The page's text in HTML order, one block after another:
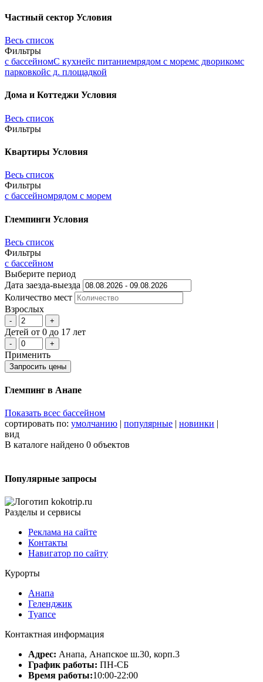
Частный сектор Условия
Весь список
Фильтры
с бассейномС кухнейс питаниемрядом с моремс дворикомс
парковкойс д. площадкой
Дома и Коттеджи Условия
Весь список
Фильтры
Квартиры Условия
Весь список
Фильтры
с бассейномрядом с морем
Глемпинги Условия
Весь список
Фильтры
с бассейном
Выберите период
Дата заезда-выезда
Количеcтво мест
Взрослых
- +
Детей от 0 до 17 лет
- +
Применить
Запросить цены
Глемпинг в Анапе
Показать всес бассейном
сортировать по: умолчанию | популярные | новинки |
вид
В каталоге найдено 0 объектов
Популярные запросы
Разделы и сервисы
Реклама на сайте
Контакты
Навигатор по сайту
Курорты
Анапа
Геленджик
Туапсе
Контактная информация
Адрес: Анапа, Анапское ш.30, корп.3
График работы: ПН-СБ
Время работы:10:00-22:00